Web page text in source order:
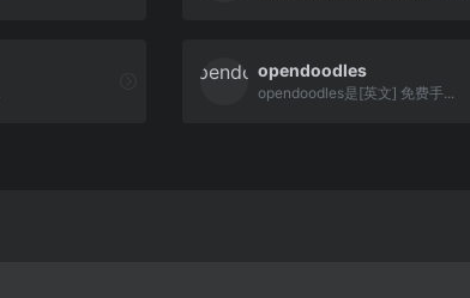
opendoodles
opendoodles是[英文] 免费手...